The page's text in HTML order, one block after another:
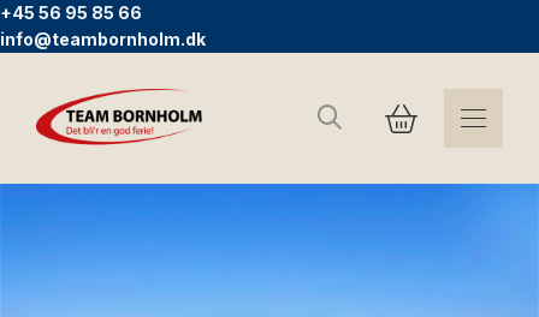
+45 56 95 85 66
info@teambornholm.dk
Sök